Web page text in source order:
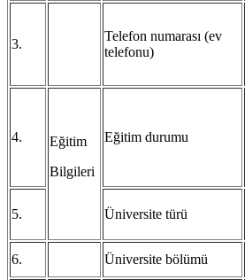
3.
Telefon numarası (ev
telefonu)
4.
Eğitim
Bilgileri
Eğitim durumu
5. Üniversite türü
6.
Üniversite bölümü